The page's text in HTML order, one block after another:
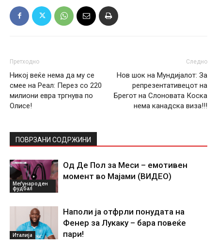
Претходно
Никој веќе нема да му се
смее на Реал: Перез со 220
милиони евра тргнува по
Олисе!
Следно
Нов шок на Мундијалот: За
репрезентативецот на
Брегот на Слоновата Коска
нема канадска виза!!!
ПОВРЗАНИ СОДРЖИНИ
Меѓународен
фудбал
Од Де Пол за Меси – емотивен
момент во Мајами (ВИДЕО)
Италија
Наполи ја отфрли понудата на
Фенер за Лукаку – бара повеќе
пари!